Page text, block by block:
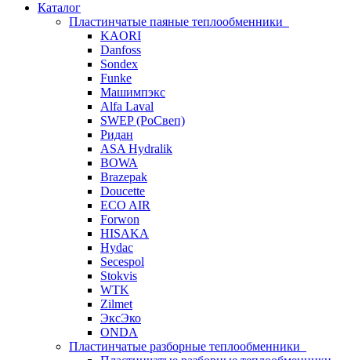
Каталог
Пластинчатые паяные теплообменники
KAORI
Danfoss
Sondex
Funke
Машимпэкс
Alfa Laval
SWEP (РоСвеп)
Ридан
ASA Hydralik
BOWA
Brazepak
Doucette
ECO AIR
Forwon
HISAKA
Hydac
Secespol
Stokvis
WTK
Zilmet
ЭксЭко
ONDA
Пластинчатые разборные теплообменники